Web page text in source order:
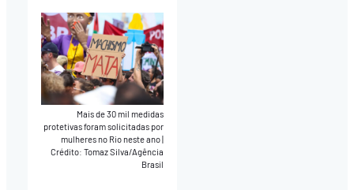
Mais de 30 mil medidas
protetivas foram solicitadas por
mulheres no Rio neste ano|
Crédito: Tomaz Silva/Agência
Brasil